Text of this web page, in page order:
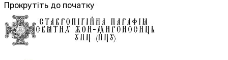
Прокрутіть до початку